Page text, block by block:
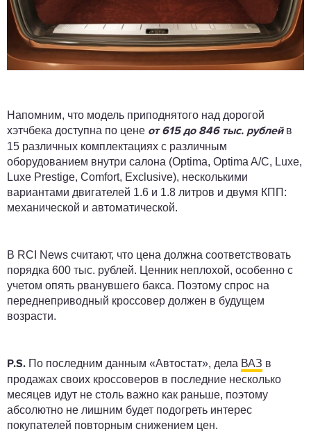
Напомним, что модель приподнятого над дорогой
хэтчбека доступна по цене от 615 до 846 тыс. рублейв
15 различных комплектациях с различным
оборудованием внутри салона (Optima, Optima A/C, Luxe,
Luxe Prestige, Comfort, Exclusive), несколькими
вариантами двигателей 1.6 и 1.8 литров и двумя КПП:
механической и автоматической.
В RCI News считают, что цена должна соответствовать
порядка 600 тыс. рублей. Ценник неплохой, особенно с
учетом опять рванувшего бакса. Поэтому спрос на
переднеприводный кроссовер должен в будущем
возрасти.
P.S. По последним данным «Автостат», дела ВАЗ в
продажах своих кроссоверов в последние несколько
месяцев идут не столь важно как раньше, поэтому
абсолютно не лишним будет подогреть интерес
покупателей повторным снижением цен.